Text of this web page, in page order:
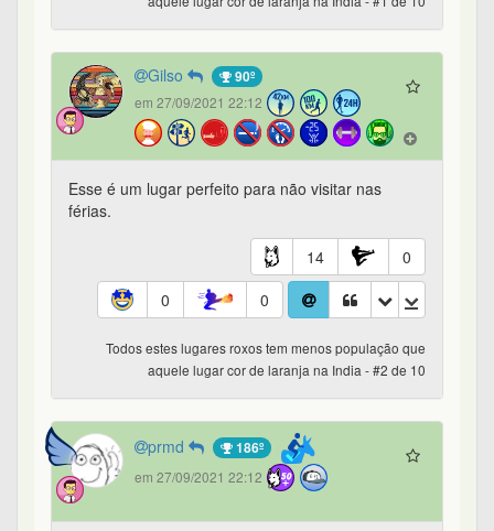
Gilso 90º
em 27/09/2021 22:12
Esse é um lugar perfeito para não visitar nas
férias.
14
0
0
0
Todos estes lugares roxos tem menos população que
aquele lugar cor de laranja na India - #2 de 10
prmd 186º
em 27/09/2021 22:12